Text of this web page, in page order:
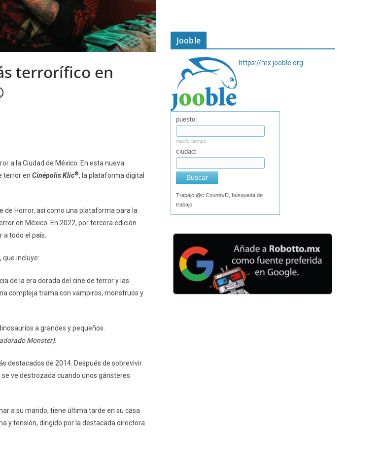
terrorífico en
a la Ciudad de México. En esta nueva
terror en Cinépolis Klic®, la plataforma digital
de Horror, así como una plataforma para la
en México. En 2022, por tercera edición
a todo el país.
que incluye:
de la era dorada del cine de terror y las
compleja trama con vampiros, monstruos y
a grandes y pequeños.
Monster).
destacados de 2014. Después de sobrevivir
ve destrozada cuando unos gánsteres
a su marido, tiene última tarde en su casa
y tensión, dirigido por la destacada directora
Jooble
https://mx.jooble.org
puesto:
medio tiempo
ciudad:
Buscar
Trabajo @c:CountryD, búsqueda de
trabajo